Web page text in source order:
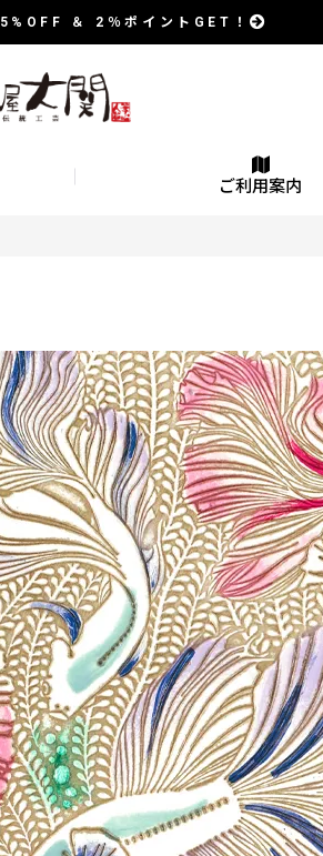
5%OFF ＆ 2％ポイントGET！
ご利用案内